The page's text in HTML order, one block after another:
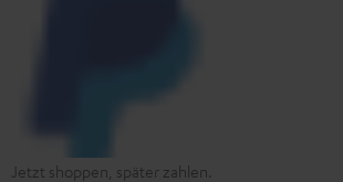
Jetzt shoppen, später zahlen.